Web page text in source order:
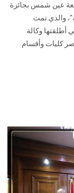
الزائـرون
عين شمس بجائزة
والذي تمت
أطلقتها وكالة
كليات وأقسام